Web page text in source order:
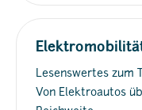
Lesenswertes zum
Von Elektroautos